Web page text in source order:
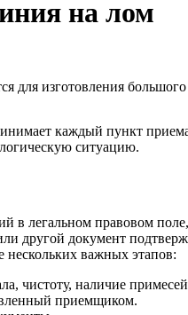
на лом
изготовления большого
каждый пункт
ситуацию.
легальном правовом
другой документ
нескольких важных этапов:
чистоту, наличие
приемщиком.